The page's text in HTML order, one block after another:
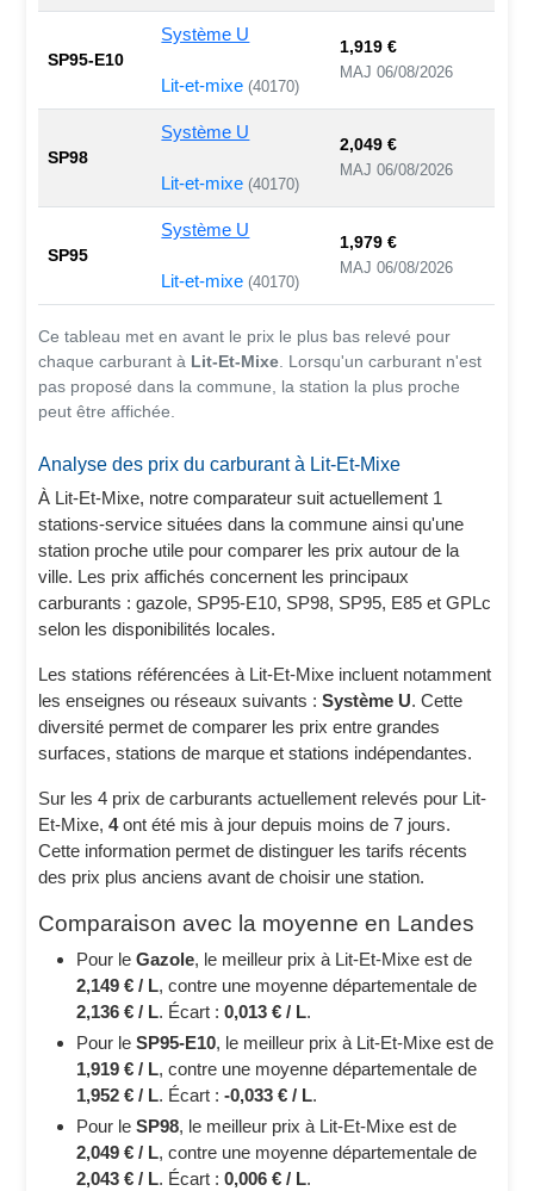
SP95-E10
Système U
Lit-et-mixe(40170)
1,919 €
MAJ 06/08/2026
SP98
Système U
Lit-et-mixe (40170)
2,049 €
MAJ 06/08/2026
SP95
Système U
Lit-et-mixe(40170)
1,979 €
MAJ 06/08/2026
Ce tableau met en avant le prix le plus bas relevé pour
chaque carburant à Lit-Et-Mixe . Lorsqu'un carburant n'est
pas proposé dans la commune, la station la plus proche
peut être affichée.
Analyse des prix du carburant à Lit-Et-Mixe
À Lit-Et-Mixe, notre comparateur suit actuellement 1
stations-service situées dans la commune ainsi qu'une
station proche utile pour comparer les prix autour de la
ville. Les prix affichés concernent les principaux
carburants : gazole, SP95-E10, SP98, SP95, E85 et GPLc
selon les disponibilités locales.
Les stations référencées à Lit-Et-Mixe incluent notamment
les enseignes ou réseaux suivants :Système U. Cette
diversité permet de comparer les prix entre grandes
surfaces, stations de marque et stations indépendantes.
Sur les 4 prix de carburants actuellement relevés pour Lit-
Et-Mixe,4ont été mis à jour depuis moins de 7 jours.
Cette information permet de distinguer les tarifs récents
des prix plus anciens avant de choisir une station.
Comparaison avec la moyenne en Landes
Pour leGazole, le meilleur prix à Lit-Et-Mixe est de
2,149 € / L, contre une moyenne départementale de
2,136 € / L. Écart :0,013 € / L.
Pour leSP95-E10, le meilleur prix à Lit-Et-Mixe est de
1,919 € / L, contre une moyenne départementale de
1,952 € / L. Écart :-0,033 € / L.
Pour leSP98, le meilleur prix à Lit-Et-Mixe est de
2,049 € / L, contre une moyenne départementale de
2,043 € / L. Écart :0,006 € / L.